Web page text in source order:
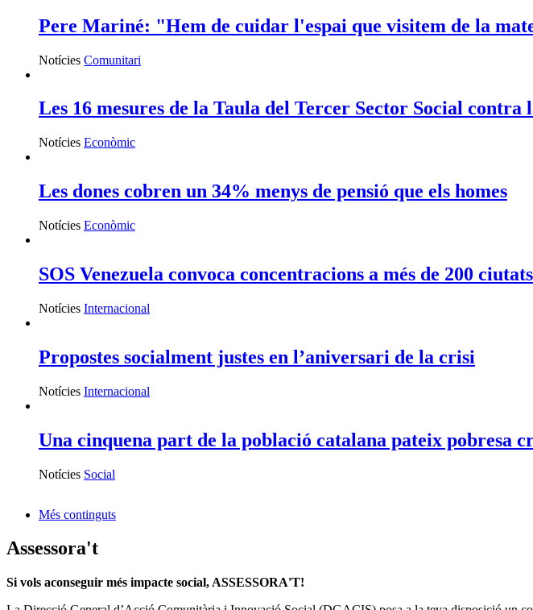
Pere Mariné: "Hem de cuidar l'espai que visitem de la
Notícies Comunitari
Les 16 mesures de la Taula del Tercer Sector Social
Notícies Econòmic
Les dones cobren un 34% menys de pensió que els homes
Notícies Econòmic
SOS Venezuela convoca concentracions a més de 200
Notícies Internacional
Propostes socialment justes en l’aniversari de la crisi
Notícies Internacional
Una cinquena part de la població catalana pateix pobresa
Notícies Social
Més continguts
Assessora't
Si vols aconseguir més impacte social, ASSESSORA'T!